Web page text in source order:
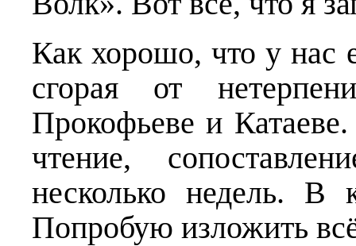
Как хорошо, что у нас
сгорая от
Прокофьеве и
чтение,
несколько недель. В
Попробую изложить